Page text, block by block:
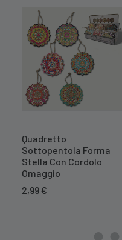
Quadretto
Sottopentola Forma
Stella Con Cordolo
Omaggio
2,99€